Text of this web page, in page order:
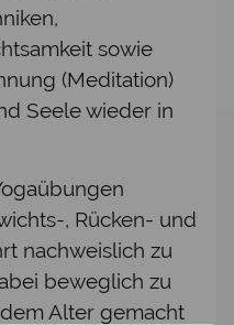
sowie
(Meditation)
Seele wieder in
, Rücken- und
nachweislich zu
beweglich zu
Alter gemacht